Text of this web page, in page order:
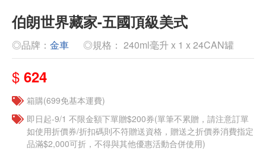
伯朗世界藏家-五國頂級美式
◎品牌： 金車 ◎規格： 240ml毫升 x 1 x 24CAN罐
$ 624
箱購(699免基本運費)
即日起-9/1 不限金額下單贈$200券(單筆不累贈，請注意訂單
如使用折價券/折扣碼則不符贈送資格，贈送之折價券消費指定
品滿$2,000可折，不得與其他優惠活動合併使用)